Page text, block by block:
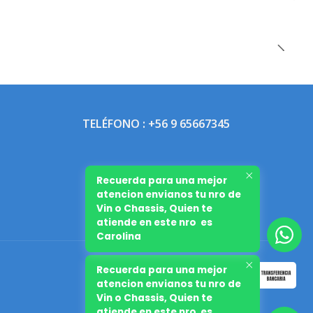
TELÉFONO : +56 9 65667345
Recuerda para una mejor
atencion envianos tu nro de
Vin o Chassis, Quien te
Recuerda para una mejor
atencion envianos tu nro de
Vin o Chassis, Quien te
atiende en este nro es
Carolina